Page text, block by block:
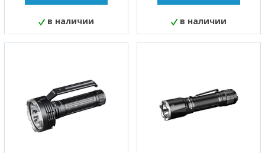
в наличии в наличии